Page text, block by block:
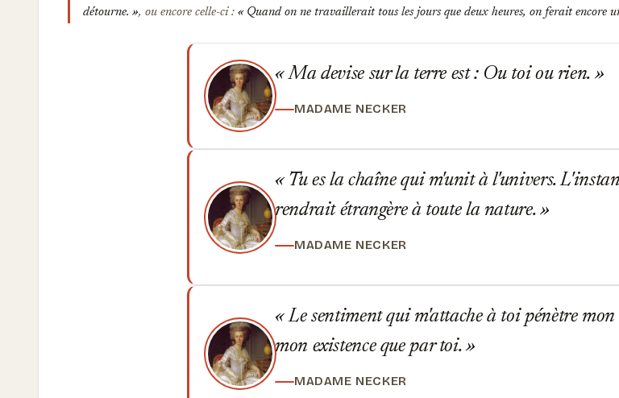
détourne.
, ou encore celle-ci : Quand on ne travaillerait tous les jours que deux heures, on ferait encore
Ma devise sur la terre est : Ou toi ou rien.
MADAME NECKER
Tu es la chaîne qui m'unit à l'univers.
rendrait étrangère à toute la nature.
MADAME NECKER
Le sentiment qui m'attache à toi pénètre mon
mon existence que par toi.
MADAME NECKER